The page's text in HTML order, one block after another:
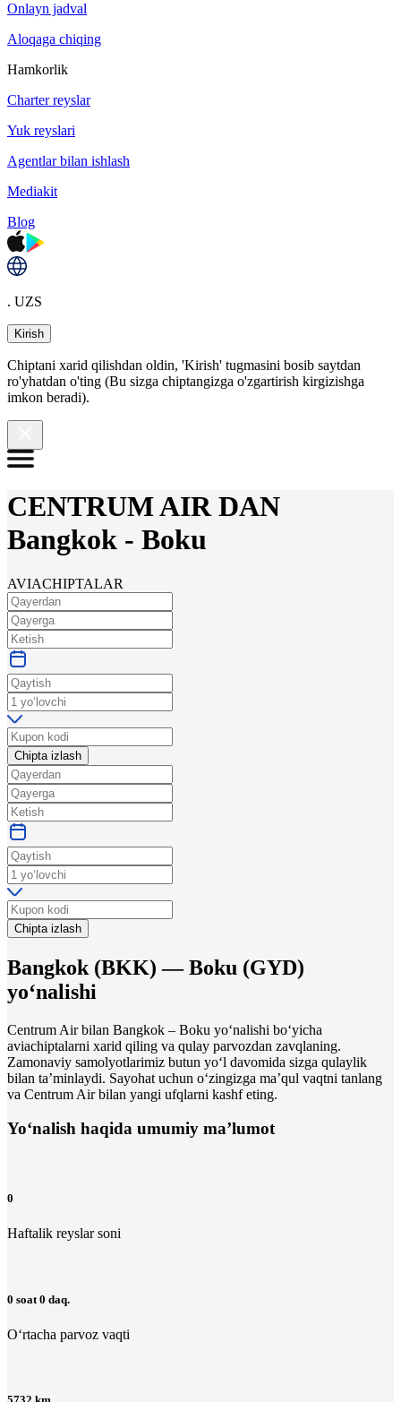
Onlayn jadval
Aloqaga chiqing
Hamkorlik
Charter reyslar
Yuk reyslari
Agentlar bilan ishlash
Mediakit
Blog
. UZS
Kirish
Chiptani xarid qilishdan oldin, 'Kirish' tugmasini bosib saytdan
ro'yhatdan o'ting (Bu sizga chiptangizga o'zgartirish kirgizishga
imkon beradi).
CENTRUM AIR DAN
Bangkok - Boku
AVIACHIPTALAR
Chipta izlash
Chipta izlash
Bangkok (BKK) —Boku (GYD)
yo‘nalishi
Centrum Air bilan Bangkok – Boku yo‘nalishi bo‘yicha
aviachiptalarni xarid qiling va qulay parvozdan zavqlaning.
Zamonaviy samolyotlarimiz butun yo‘l davomida sizga qulaylik
bilan ta’minlaydi. Sayohat uchun o‘zingizga maʼqul vaqtni tanlang
va Centrum Air bilan yangi ufqlarni kashf eting.
Yo‘nalish haqida umumiy ma’lumot
0
Haftalik reyslar soni
0 soat 0 daq.
O‘rtacha parvoz vaqti